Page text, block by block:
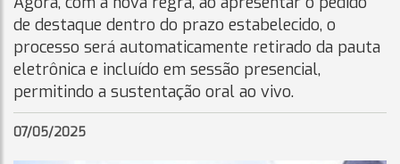
de destaque dentro do prazo estabelecido, o
processo será automaticamente retirado da pauta
eletrônica e incluído em sessão presencial,
permitindo a sustentação oral ao vivo.
07/05/2025